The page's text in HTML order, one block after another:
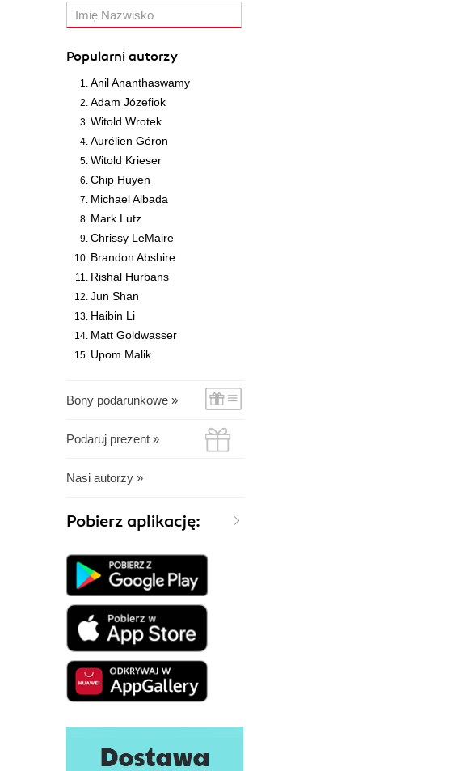
Popularni autorzy
Anil Ananthaswamy
Adam Józefiok
Witold Wrotek
Aurélien Géron
Witold Krieser
Chip Huyen
Michael Albada
Mark Lutz
Chrissy LeMaire
Brandon Abshire
Rishal Hurbans
Jun Shan
Haibin Li
Matt Goldwasser
Upom Malik
Bony podarunkowe »
Podaruj prezent »
Nasi autorzy »
Pobierz aplikację: